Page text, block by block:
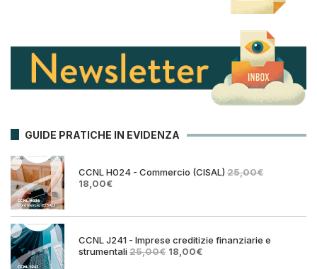
GUIDE PRATICHE IN EVIDENZA
CCNL H024 - Commercio (CISAL) 25,00€
Il
era:
18,00€Il
è:
CCNL J241 - Imprese creditizie finanziarie e
strumentali25,00€ Il18,00€Il